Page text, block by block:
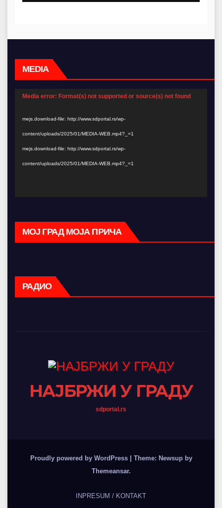
MEDIA
Video
Media error: Format(s) not supported or source(s) not found
mejs.download-file: http://www.sdportal.rs/wp-
content/uploads/2025/01/MEDIA-WEB.mp4?_=1
mejs.download-file: http://www.sdportal.rs/wp-
content/uploads/2025/01/MEDIA-WEB.mp4?_=1
МОЈ ГРАД МОЈА ПРИЧА
РАДИО
НАЈБРЖИ У ГРАДУ
sdportal.rs
Proudly powered by WordPress
Theme: Newsup by
Themeansar.
INPRESUM / KONTAKT